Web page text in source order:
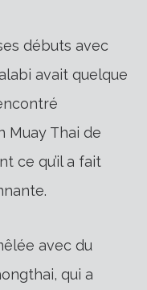
débuts avec
avait quelque
Muay Thai de
ce qu’il a fait
avec du
qui a